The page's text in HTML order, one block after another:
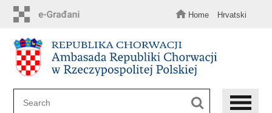
content
Home Hrvatski